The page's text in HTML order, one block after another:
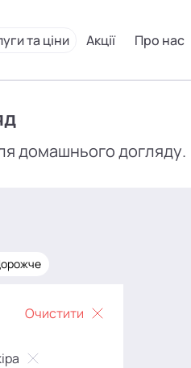
та ціни Акції Про нас
домашнього догляду.
Очистити